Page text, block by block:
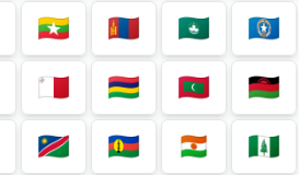
🇲🇲 🇲🇳 🇲🇴
🇲🇵
🇲🇹 🇲🇺 🇲🇻
🇲🇼
🇳🇦 🇳🇨 🇳🇪
🇳🇫